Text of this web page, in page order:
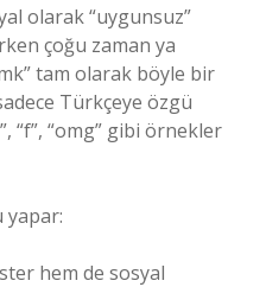
olarak “uygunsuz”
çoğu zaman ya
tam olarak böyle bir
Türkçeye özgü
“f”, “omg” gibi örnekler
yapar:
hem de sosyal